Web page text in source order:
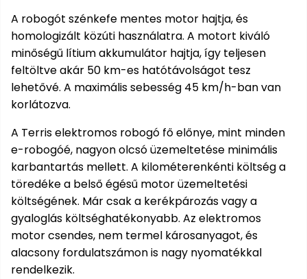
Permetező
Üvegház
és
melegház
Komposztáló
Kézi
szerszám,
eszközök
Kiegészítők
A robogót szénkefe mentes motor hajtja, és
homologizált közúti használatra. A motort kiváló
minőségű lítium akkumulátor hajtja, így teljesen
feltöltve akár 50 km-es hatótávolságot tesz
lehetővé. A maximális sebesség 45 km/h-ban van
korlátozva.
A Terris elektromos robogó fő előnye, mint minden
e-robogóé, nagyon olcsó üzemeltetése minimális
karbantartás mellett. A kilométerenkénti költség a
töredéke a belső égésű motor üzemeltetési
költségének. Már csak a kerékpározás vagy a
gyaloglás költséghatékonyabb. Az elektromos
motor csendes, nem termel károsanyagot, és
alacsony fordulatszámon is nagy nyomatékkal
rendelkezik.